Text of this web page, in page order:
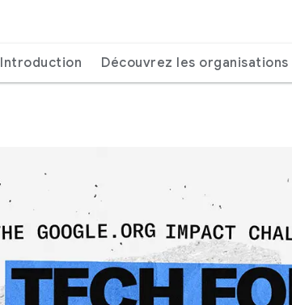
Introduction Découvrez les organisations